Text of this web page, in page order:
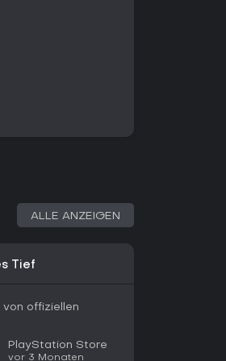
Es gibt keine
gesamte Inhalt folgt
der Geschichte
am Erzeuger
Erkundung zu
und Krankheit
zu
wichtiger Figuren
gründliches
muss.
ALLE ANZEIGEN
Tief
von offiziellen
PlayStation Store
vor 3 Monaten